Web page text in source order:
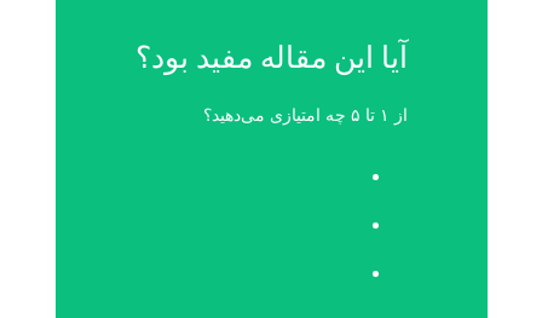
آیا این مقاله مفید بود؟